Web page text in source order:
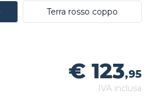
Terra rosso coppo
€ 123,95
IVA inclusa